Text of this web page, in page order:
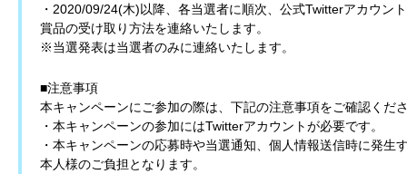
・2020/09/24(木)以降、各当選者に順次、公式Twitterアカウン
賞品の受け取り方法を連絡いたします。
※当選発表は当選者のみに連絡いたします。
■注意事項
本キャンペーンにご参加の際は、下記の注意事項をご確認くだ
・本キャンペーンの参加にはTwitterアカウントが必要です。
・本キャンペーンの応募時や当選通知、個人情報送信時に発
本人様のご負担となります。